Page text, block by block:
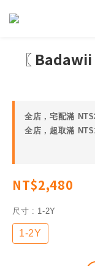
〖
全店，宅配滿
全店，超取滿
NT$2,480
尺寸 : 1-2Y
1-2Y